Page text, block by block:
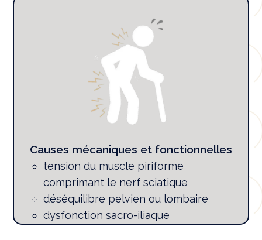
Causes mécaniques et fonctionnelles
tension du muscle piriforme
comprimant le nerf sciatique
déséquilibre pelvien ou lombaire
dysfonction sacro-iliaque